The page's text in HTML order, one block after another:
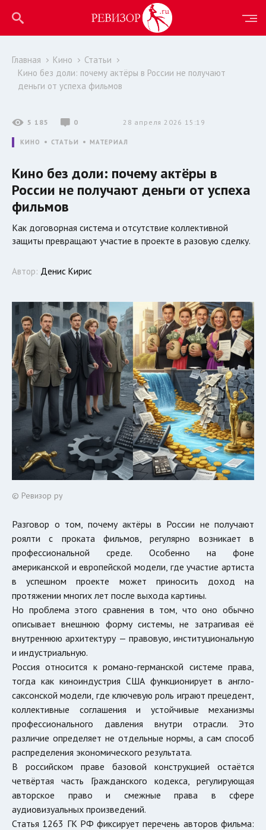
Главная Кино
Статьи
Кино без доли: почему актёры в России не получают
деньги от успеха фильмов
5 185 0 28 апреля 2026 15:19
КИНО СТАТЬИ МАТЕРИАЛ
Кино без доли: почему актёры в
России не получают деньги от успеха
фильмов
Как договорная система и отсутствие коллективной
защиты превращают участие в проекте в разовую сделку.
Автор: Денис Кирис
© Ревизор ру
Разговор о том, почему актёры в России не получают
роялти с проката фильмов, регулярно возникает в
профессиональной среде. Особенно на фоне
американской и европейской модели, где участие артиста
в успешном проекте может приносить доход на
протяжении многих лет после выхода картины.
Но проблема этого сравнения в том, что оно обычно
описывает внешнюю форму системы, не затрагивая её
внутреннюю архитектуру — правовую, институциональную
и индустриальную.
Россия относится к романо-германской системе права,
тогда как киноиндустрия США функционирует в англо-
саксонской модели, где ключевую роль играют прецедент,
коллективные соглашения и устойчивые механизмы
профессионального давления внутри отрасли. Это
различие определяет не отдельные нормы, а сам способ
распределения экономического результата.
В российском праве базовой конструкцией остаётся
четвёртая часть Гражданского кодекса, регулирующая
авторское право и смежные права в сфере
аудиовизуальных произведений.
Статья 1263 ГК РФ фиксирует перечень авторов фильма: